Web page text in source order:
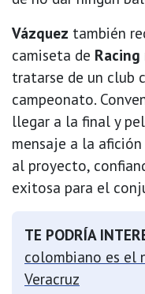
Vázquez también
camiseta de Racing
tratarse de un club
campeonato.
llegar a la final y
mensaje a la
al proyecto,
exitosa para el
TE PODRÍA
colombiano es el
Veracruz